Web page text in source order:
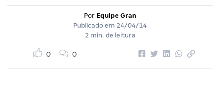
Por Equipe Gran
Publicado em 24/04/14
2 min. de leitura
0 0